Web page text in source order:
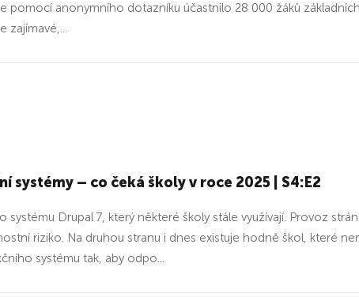
pomocí anonymního dotazníku účastnilo 28 000 žáků
zajímavé,...
systémy – co čeká školy v roce 2025 | S4:E2
systému Drupal 7, který některé školy stále využívají. Provoz
riziko. Na druhou stranu i dnes existuje hodně škol, které
systému tak, aby odpo...